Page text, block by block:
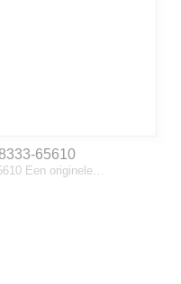
65610
Een originele…